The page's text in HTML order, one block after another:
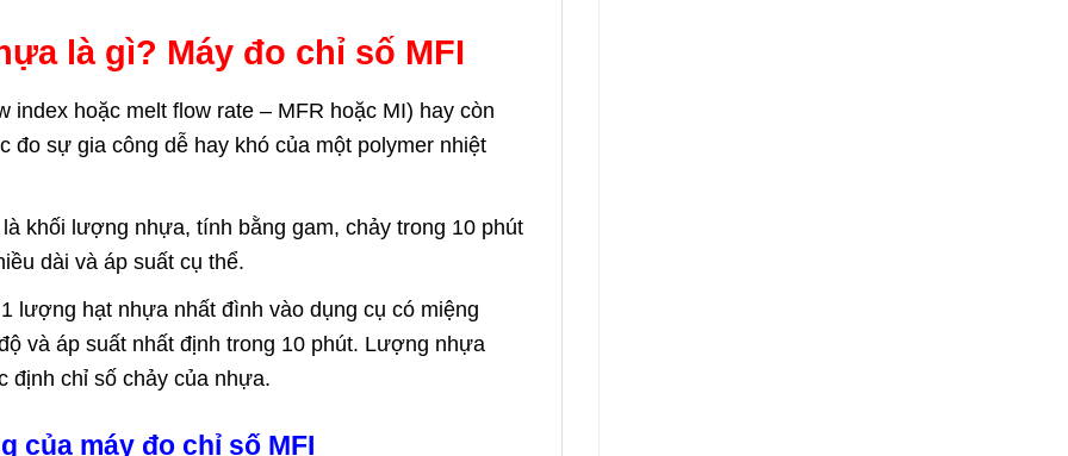
là gì? Máy đo chỉ số MFI
hoặc melt flow rate – MFR hoặc MI) hay còn
đo sự gia công dễ hay khó của một polymer nhiệt
khối lượng nhựa, tính bằng gam, chảy trong 10 phút
dài và áp suất cụ thể.
lượng hạt nhựa nhất đình vào dụng cụ có miệng
và áp suất nhất định trong 10 phút. Lượng nhựa
định chỉ số chảy của nhựa.
của máy đo chỉ số MFI